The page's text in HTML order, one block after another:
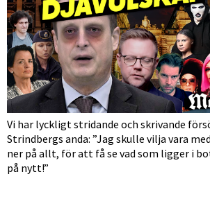
Vi har lyckligt stridande och skrivande
Strindbergs anda: ”Jag skulle vilja vara
ner på allt, för att få se vad som ligger i
på nytt!”